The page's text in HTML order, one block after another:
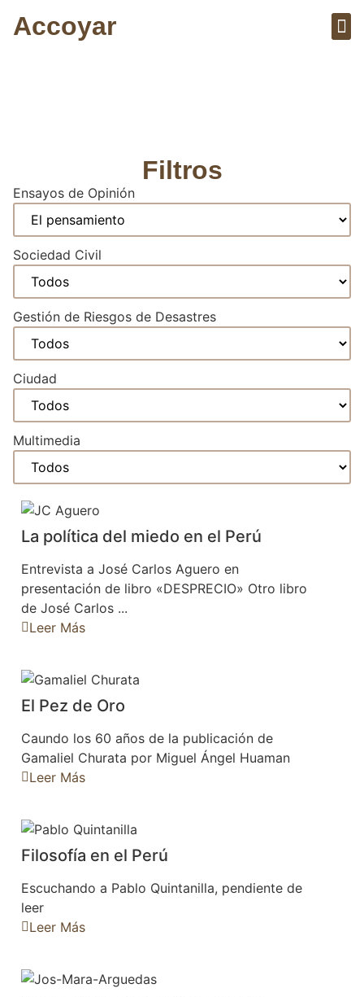
Accoyar
Filtros
Ensayos de Opinión
Sociedad Civil
Gestión de Riesgos de Desastres
Ciudad
Multimedia
La política del miedo en el Perú
Entrevista a José Carlos Aguero en
presentación de libro «DESPRECIO» Otro libro
de José Carlos ...
Leer Más
El Pez de Oro
Caundo los 60 años de la publicación de
Gamaliel Churata por Miguel Ángel Huaman
Leer Más
Filosofía en el Perú
Escuchando a Pablo Quintanilla, pendiente de
leer
Leer Más